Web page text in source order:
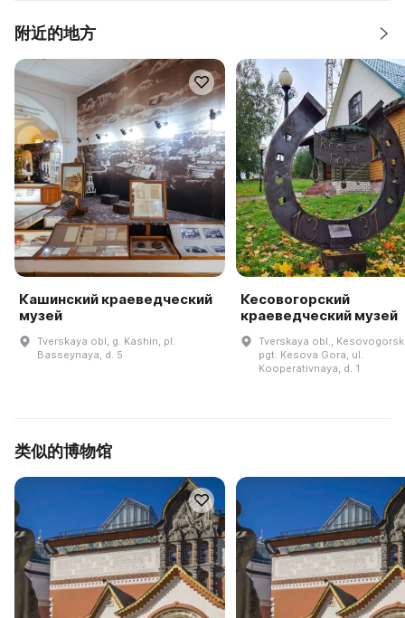
附近的地方
Кашинский краеведческий
музей
Tverskaya obl, g. Kashin, pl.
Basseynaya, d. 5
Кесовогорский
краеведческий музей
Tverskaya obl.,
pgt. Kesova Gora, ul.
Kooperativnaya, d. 1
类似的博物馆